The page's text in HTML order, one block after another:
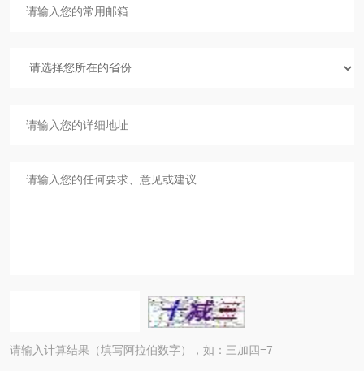
请输入计算结果（填写阿拉伯数字），如：三加四=7